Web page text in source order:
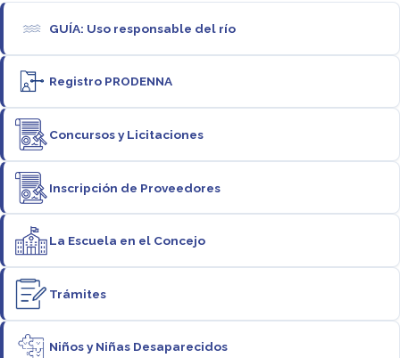
GUÍA: Uso responsable del río
Registro PRODENNA
Concursos y Licitaciones
Inscripción de Proveedores
La Escuela en el Concejo
Trámites
Niños y Niñas Desaparecidos